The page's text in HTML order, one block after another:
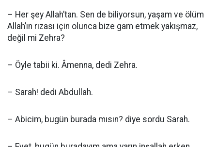
– Her şey Allah’tan. Sen de biliyorsun, yaşam ve ölüm
Allah’ın rızası için olunca bize gam etmek yakışmaz,
değil mi Zehra?
– Öyle tabii ki. Âmenna, dedi Zehra.
– Sarah! dedi Abdullah.
– Abicim, bugün burada mısın? diye sordu Sarah.